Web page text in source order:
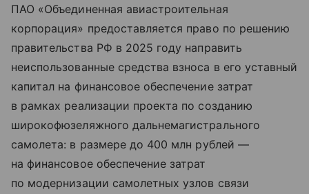
ПАО «Объединенная авиастроительная
корпорация» предоставляется право по решению
правительства РФ в 2025 году направить
неиспользованные средства взноса в его уставный
капитал на финансовое обеспечение затрат
в рамках реализации проекта по созданию
широкофюзеляжного дальнемагистрального
самолета: в размере до 400 млн рублей —
на финансовое обеспечение затрат
по модернизации самолетных узлов связи